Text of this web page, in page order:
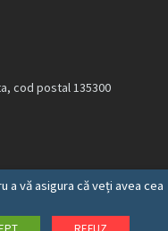
cod postal 135300
vă asigura că veți avea cea